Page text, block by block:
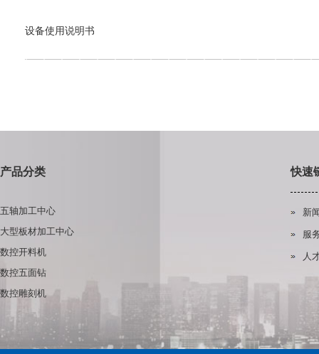
设备使用说明书
产品分类
五轴加工中心
大型板材加工中心
数控开料机
数控五面钻
数控雕刻机
快速
新
服
人